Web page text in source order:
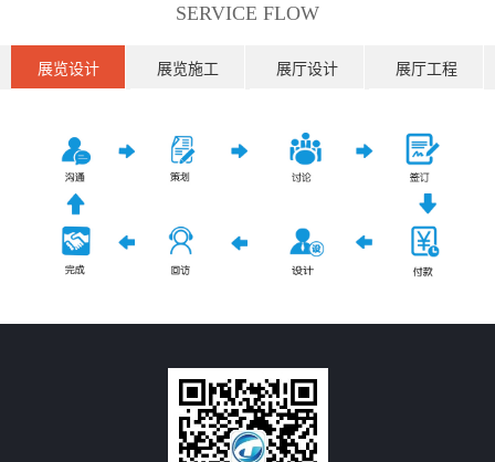
SERVICE FLOW
展览设计 展览施工 展厅设计 展厅工程